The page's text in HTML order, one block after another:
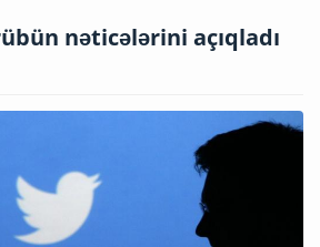
nəticələrini açıqladı